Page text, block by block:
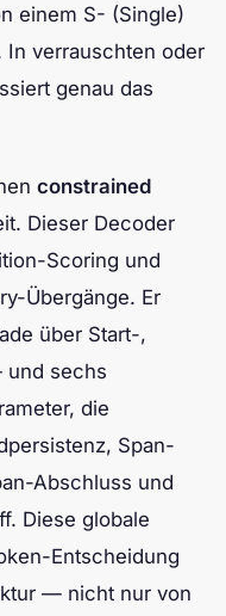
einem S- (Single)
In verrauschten oder
genau das
constrained
Dieser Decoder
Scoring und
Übergänge. Er
über Start-,
und sechs
die
Span-
Abschluss und
Diese globale
Entscheidung
— nicht nur von